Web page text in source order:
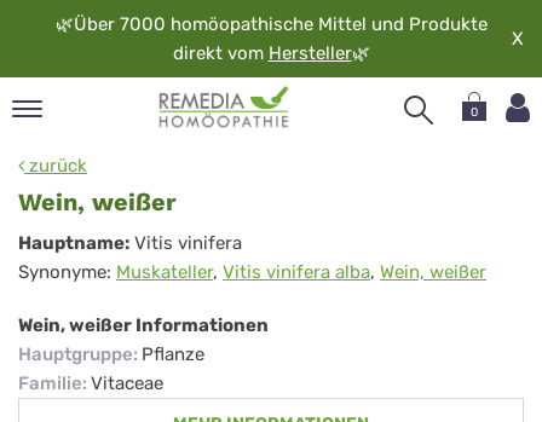
🌿Über 7000 homöopathische Mittel und Produkte
direkt vom Hersteller🌿
X
0
zurück
Wein, weißer
Wein,
weißer
Hauptname: Vitis vinifera
Synonyme: Muskateller, Vitis vinifera alba, Wein, weißer
Wein, weißer Informationen
Hauptgruppe: Pflanze
Familie: Vitaceae